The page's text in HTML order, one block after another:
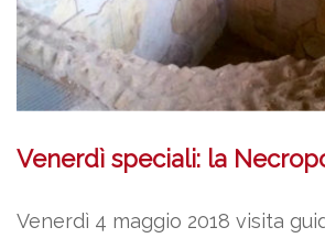
Venerdì speciali: la
Venerdì 4 maggio 2018 visita